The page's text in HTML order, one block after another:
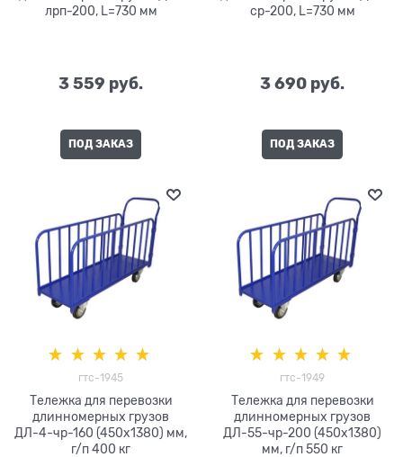
лрп-200, L=730 мм
3 559 руб.
ПОД ЗАКАЗ
ср-200, L=730 мм
3 690 руб.
ПОД ЗАКАЗ
гтс-1945
Тележка для перевозки
длинномерных грузов
ДЛ-4-чр-160 (450х1380) мм,
г/п 400 кг
гтс-1949
Тележка для перевозки
длинномерных грузов
ДЛ-55-чр-200 (450х1380)
мм, г/п 550 кг